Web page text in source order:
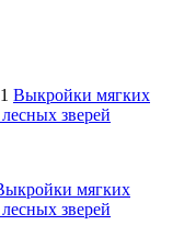
1 Выкройки мягких
зверей
мягких
зверей